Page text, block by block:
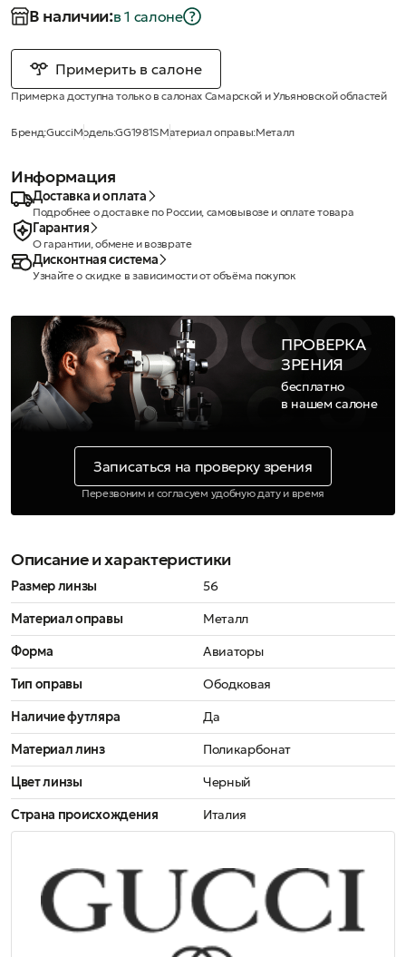
В наличии:в 1 салонe
Примерить в салоне
Примерка доступна только в салонах Самарской и Ульяновской областей
Бренд:GucciМодель:GG1981SМатериал оправы:Металл
Информация
Доставка и оплата
Подробнее о доставке по России, самовывозе и оплате товара
Гарантия
О гарантии, обмене и возврате
Дисконтная система
Узнайте о скидке в зависимости от объёма покупок
ПРОВЕРКА
ЗРЕНИЯ
бесплатно
в нашем салоне
Записаться на проверку зрения
Перезвоним и согласуем удобную дату и время
Описание и характеристики
Размер линзы
56
Материал оправы
Металл
Форма
Авиаторы
Тип оправы
Ободковая
Наличие футляра
Да
Материал линз
Поликарбонат
Цвет линзы
Черный
Страна происхождения
Италия